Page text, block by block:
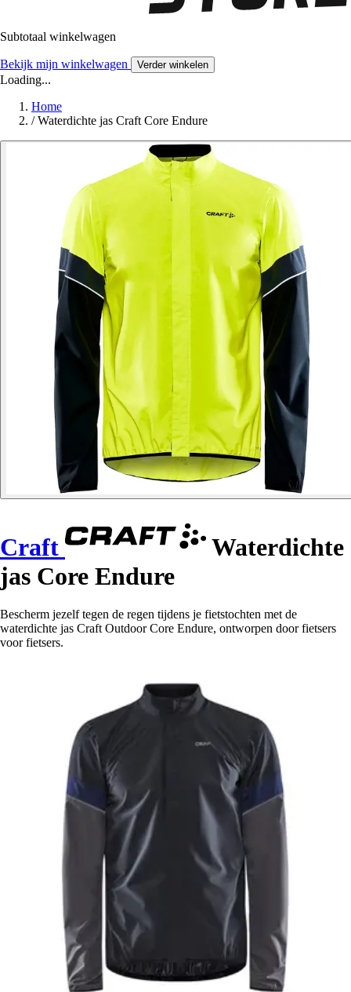
Subtotaal winkelwagen
Bekijk mijn winkelwagen Verder winkelen
Loading...
Home
/ Waterdichte jas Craft Core Endure
Craft
Waterdichte
jas Core Endure
Bescherm jezelf tegen de regen tijdens je fietstochten met de
waterdichte jas Craft Outdoor Core Endure, ontworpen door fietsers
voor fietsers.